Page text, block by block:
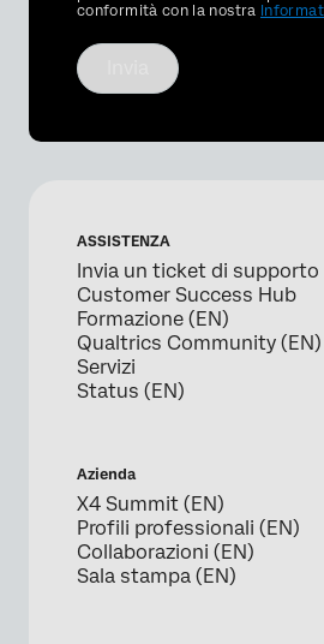
conformità con la nostra
ASSISTENZA
Invia un ticket di supporto
Customer Success Hub
Formazione (EN)
Qualtrics Community (EN)
Servizi
Status (EN)
Azienda
X4 Summit (EN)
Profili professionali (EN)
Collaborazioni (EN)
Sala stampa (EN)